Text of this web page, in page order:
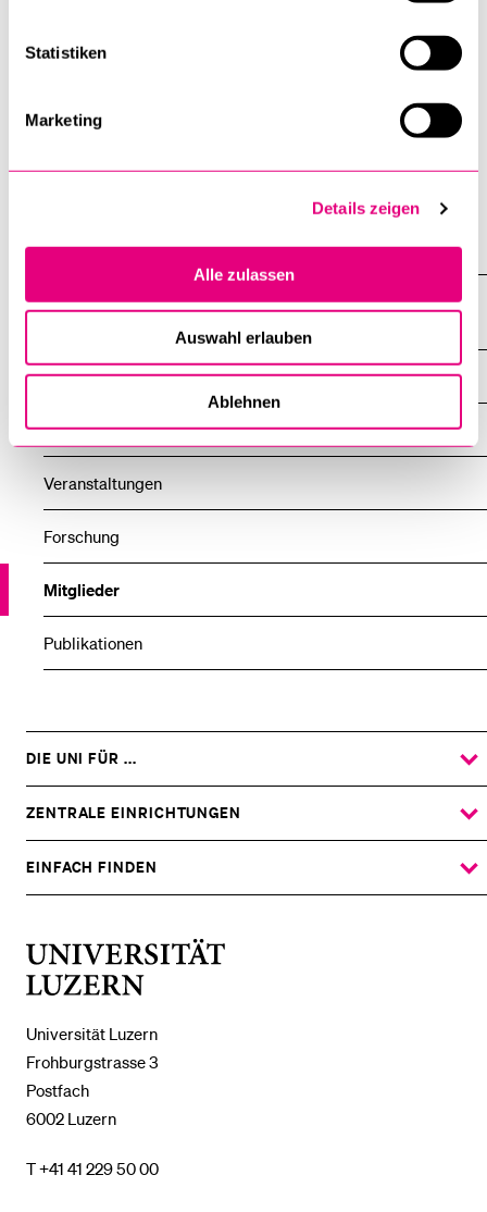
Statistiken
Marketing
Details zeigen
Alle zulassen
Auswahl erlauben
Ablehnen
Institute, Akademien, Zentren
Obwaldner Institut für Justizforschung an der Universität
Über uns
News
Veranstaltungen
Forschung
Mitglieder
Publikationen
Universität Luzern
Frohburgstrasse 3
Postfach
6002 Luzern
T +41 41 229 50 00
DIE UNI FÜR ...
ZEIGE
DAS
UNTERMENÜ
ZENTRALE EINRICHTUNGEN
ZEIGE
DAS
UNTERMENÜ
EINFACH FINDEN
ZEIGE
DAS